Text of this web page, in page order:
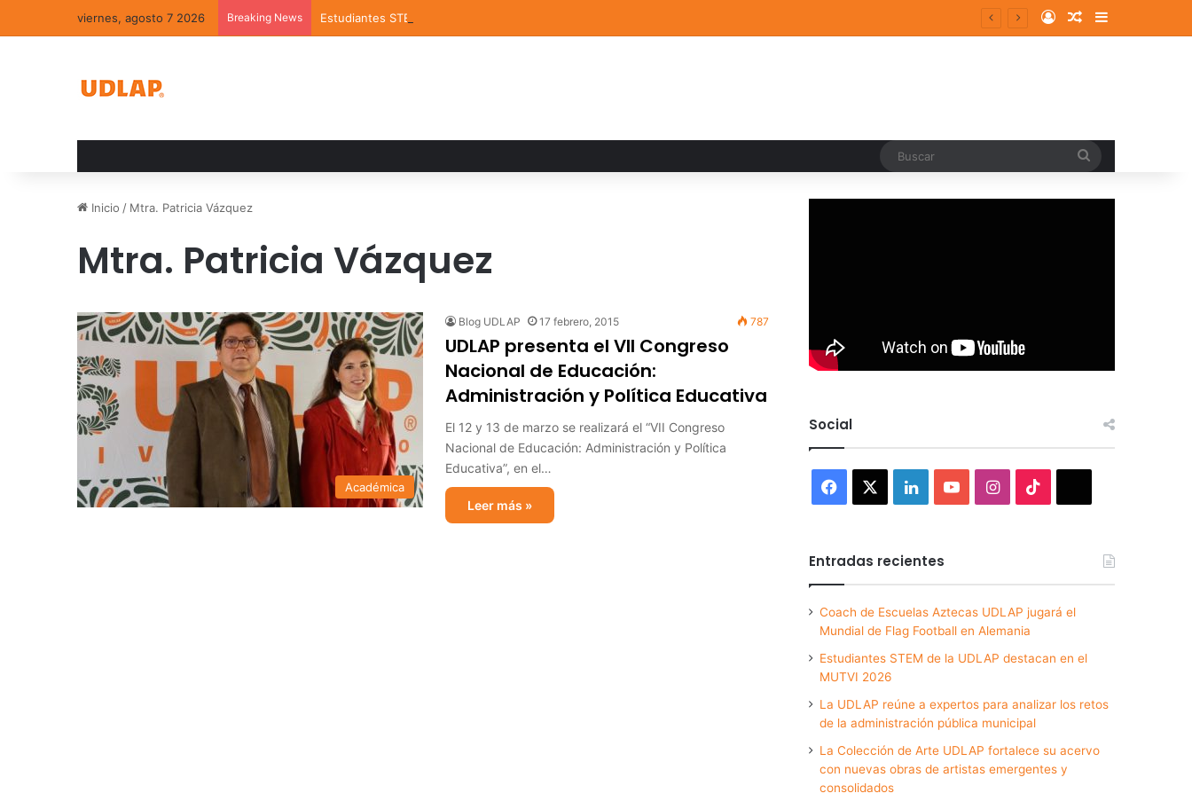
viernes, agosto 7 2026 Breaking News Estudiantes STEM de la UDLAP destacan en el MUTVI 2026 Log InRandom Article
Sidebar
Inicio / Mtra. Patricia Vázquez
Mtra. Patricia Vázquez
Académica
Blog UDLAP 17 febrero, 2015 787
UDLAP presenta el VII Congreso
Nacional de Educación:
Administración y Política Educativa
El 12 y 13 de marzo se realizará el “VII Congreso
Nacional de Educación: Administración y Política
Educativa”, en el…
Leer más »
Social
Facebook LinkedInYouTubeInstagram
Entradas recientes
Coach de Escuelas Aztecas UDLAP jugará el
Mundial de Flag Football en Alemania
Estudiantes STEM de la UDLAP destacan en el
MUTVI 2026
La UDLAP reúne a expertos para analizar los retos
de la administración pública municipal
La Colección de Arte UDLAP fortalece su acervo
con nuevas obras de artistas emergentes y
consolidados